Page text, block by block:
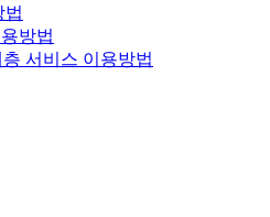
법
방법
서비스 이용방법